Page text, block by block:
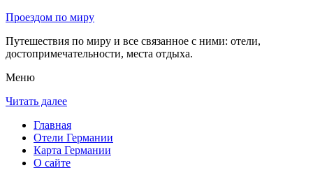
Проездом по миру
Путешествия по миру и все связанное с ними: отели,
достопримечательности, места отдыха.
Меню
Читать далее
Главная
Отели Германии
Карта Германии
О сайте